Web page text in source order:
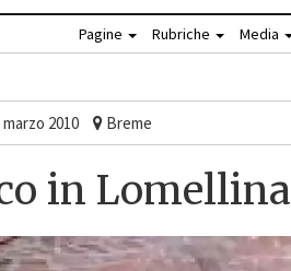
Pagine Rubriche Media
marzo 2010 Breme
in Lomellina